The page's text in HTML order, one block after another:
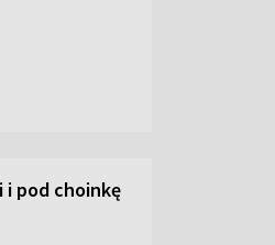
i pod choinkę